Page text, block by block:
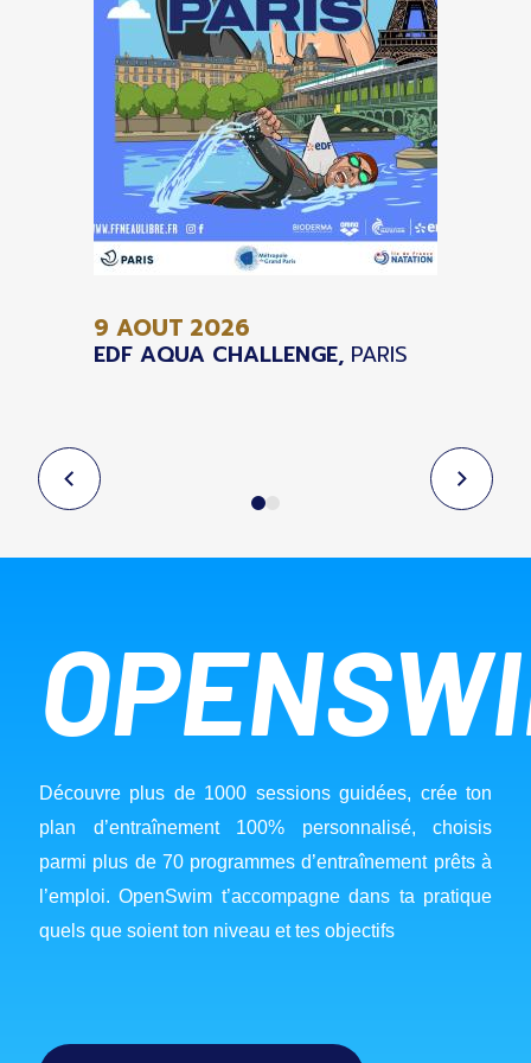
9 AOUT 2026
EDF AQUA CHALLENGE, PARIS
Découvre plus de 1000 sessions guidées, crée ton
plan d’entraînement 100% personnalisé, choisis
parmi plus de 70 programmes d’entraînement prêts à
l’emploi. OpenSwim t’accompagne dans ta pratique
quels que soient ton niveau et tes objectifs